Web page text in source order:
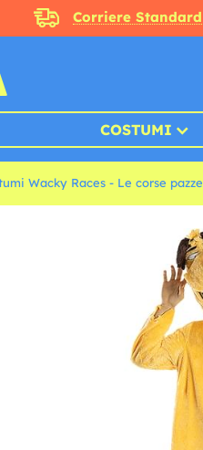
Corriere Standard
COSTUMI
Wacky Races - Le corse pazze